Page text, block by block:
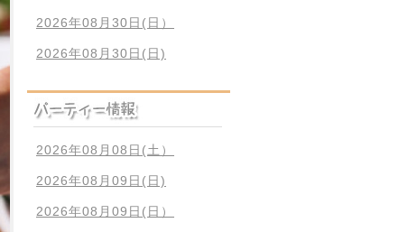
2026年08月30日(日）
2026年08月30日(日)
2026年08月08日(土）
2026年08月09日(日)
2026年08月09日(日）